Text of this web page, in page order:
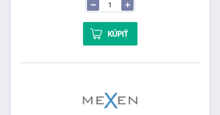
KÚPIŤ